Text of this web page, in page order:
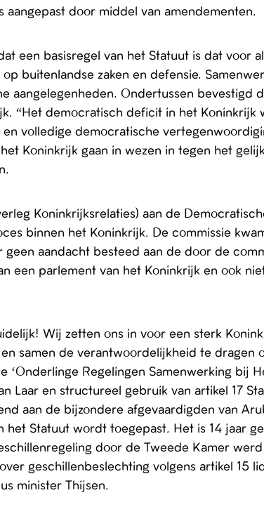
door middel van amendementen.
een basisregel van het Statuut is dat voor
buitenlandse zaken en defensie.
aangelegenheden. Ondertussen bevestigd
“Het democratisch deficit in het
volledige democratische
Koninkrijk gaan in wezen in tegen het
Koninkrijksrelaties) aan de
binnen het Koninkrijk. De commissie
geen aandacht besteed aan de door de
een parlement van het Koninkrijk en ook
Wij zetten ons in voor een sterk
samen de verantwoordelijkheid te
‘Onderlinge Regelingen Samenwerking bij
Laar en structureel gebruik van artikel 17
aan de bijzondere afgevaardigden van
het Statuut wordt toegepast. Het is 14 jaar
door de Tweede Kamer
geschillenbeslechting volgens artikel 15
minister Thijsen.